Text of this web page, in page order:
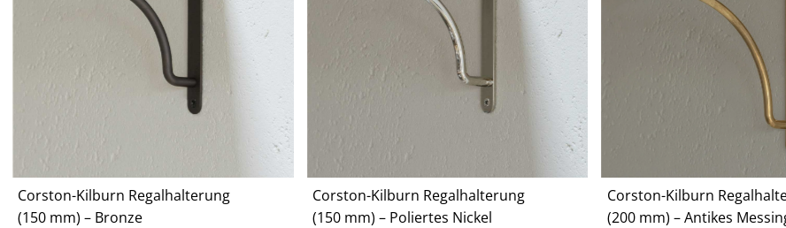
Corston-Kilburn Regalhalterung
(150 mm) – Bronze
Corston-Kilburn Regalhalterung
(150 mm) – Poliertes Nickel
Corston-Kilburn
(200 mm) – Antikes